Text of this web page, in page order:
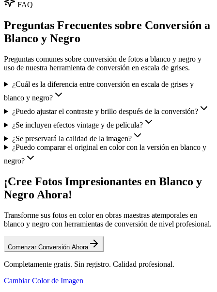
FAQ
Preguntas Frecuentes sobre Conversión a
Blanco y Negro
Preguntas comunes sobre conversión de fotos a blanco y negro y
uso de nuestra herramienta de conversión en escala de grises.
¿Cuál es la diferencia entre conversión en escala de grises y
blanco y negro?
¿Puedo ajustar el contraste y brillo después de la conversión?
¿Se incluyen efectos vintage y de película?
¿Se preservará la calidad de la imagen?
¿Puedo comparar el original en color con la versión en blanco y
negro?
¡Cree Fotos Impresionantes en Blanco y
Negro Ahora!
Transforme sus fotos en color en obras maestras atemporales en
blanco y negro con herramientas de conversión de nivel profesional.
Comenzar Conversión Ahora
Completamente gratis. Sin registro. Calidad profesional.
Cambiar Color de Imagen